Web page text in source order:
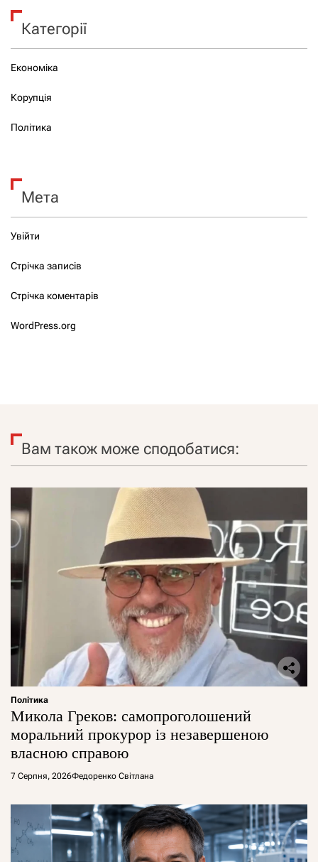
Категорії
Економіка
Корупція
Політика
Мета
Увійти
Стрічка записів
Стрічка коментарів
WordPress.org
Вам також може сподобатися:
Політика
Микола Греков: самопроголошений
моральний прокурор із незавершеною
власною справою
7 Серпня, 2026Федоренко Світлана